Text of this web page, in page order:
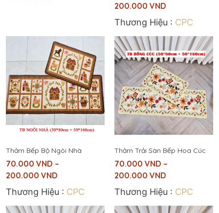
200.000 VND
Thương Hiệu : CPC
Thảm Bếp Bộ Ngôi Nhà
70.000 VND –
200.000 VND
Thương Hiệu : CPC
Thảm Trải Sàn Bếp Hoa Cúc
70.000 VND –
200.000 VND
Thương Hiệu : CPC